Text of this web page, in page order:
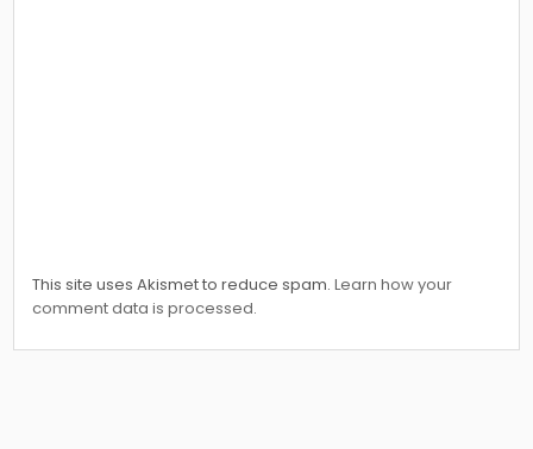
This site uses Akismet to reduce spam.Learn how your
comment data is processed.